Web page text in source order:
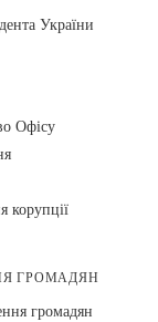
України
Офісу
корупції
ГРОМАДЯН
громадян